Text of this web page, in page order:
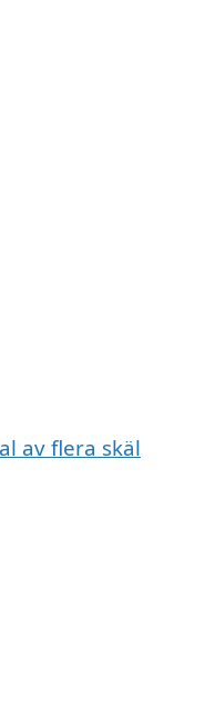
av flera skäl